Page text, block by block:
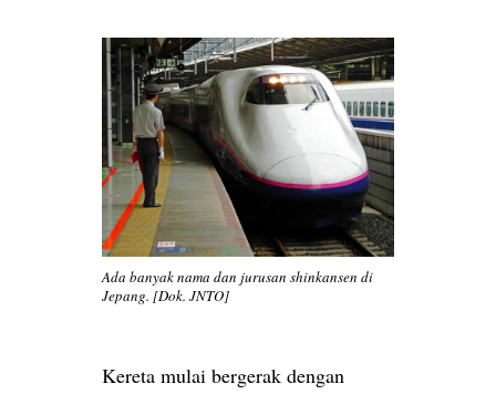
Ada banyak nama dan jurusan shinkansen di
Jepang. [Dok. JNTO]
Kereta mulai bergerak dengan